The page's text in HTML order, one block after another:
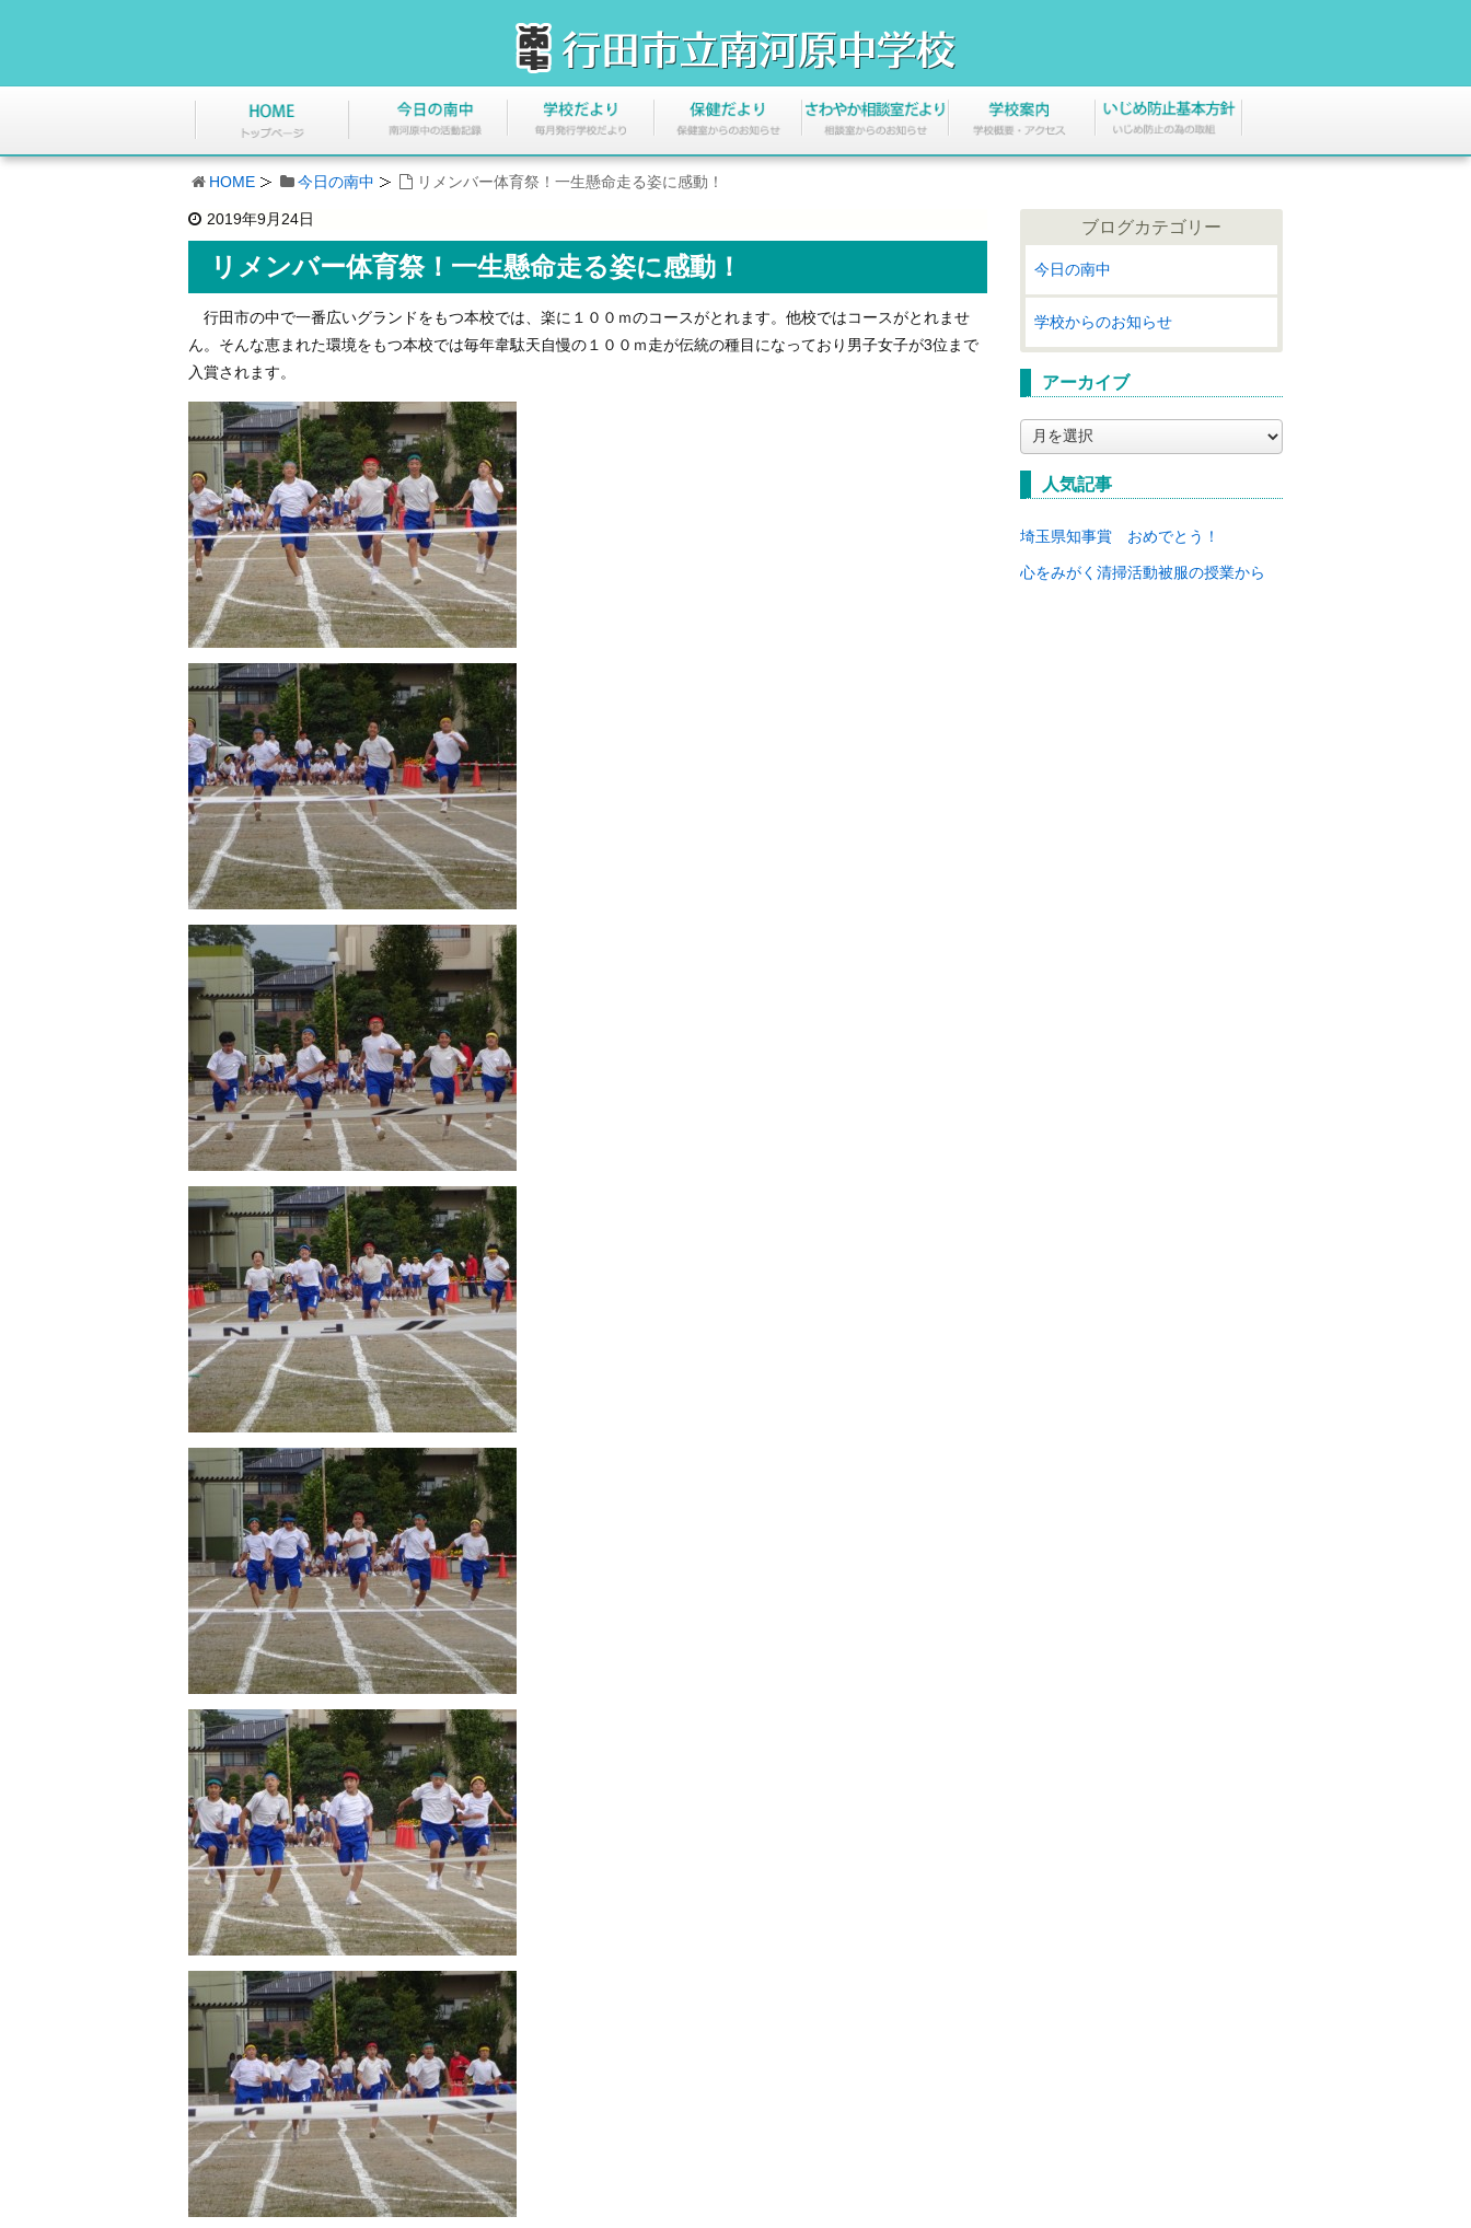
HOME 今日の南中 リメンバー体育祭！一生懸命走る姿に感動！
2019年9月24日
リメンバー体育祭！一生懸命走る姿に感動！
行田市の中で一番広いグランドをもつ本校では、楽に１００ｍのコースがとれます。他校ではコースがとれませ
ん。そんな恵まれた環境をもつ本校では毎年韋駄天自慢の１００ｍ走が伝統の種目になっており男子女子が3位まで
入賞されます。
ブログカテゴリー
今日の南中
学校からのお知らせ
アーカイブ
ー
カ
イ
人気記事
埼玉県知事賞 おめでとう！
心をみがく清掃活動被服の授業から